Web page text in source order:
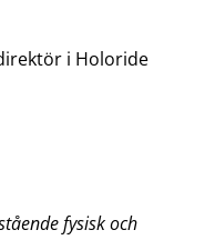
i Holoride
fysisk och